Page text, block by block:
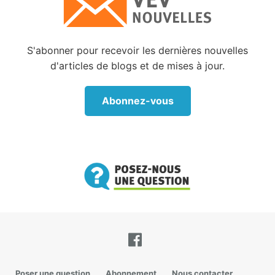
2:18). Le mot hébreu traduit en français par «
semblable » est aussi traduit dans plusieurs versions
lui corresponde » (DRB) ou « qui lui soit assortie »
(JER), ou « qui sera son vis-à-vis » (NBS). Dieu
voulait que l’homme ait une partenaire, une
conjointe, une aide. Il était prévu qu’ils se
complètent afin d’accomplir le dessein pour lequel ils
partir de l’ADN du premier homme, et cela prouve la
nature unique des humains, la relation qui doit
femme, et présente Ève à Adam. « Et l’homme dit :
S'abonner pour recevoir les dernières nouvelles
d'articles de blogs et de mises à jour.
Abonnez-vous